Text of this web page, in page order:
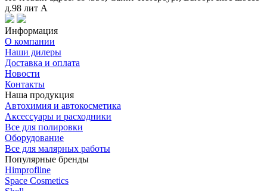
д.98 лит А
Информация
О компании
Наши дилеры
Доставка и оплата
Новости
Контакты
Наша продукция
Автохимия и автокосметика
Аксессуары и расходники
Все для полировки
Оборудование
Все для малярных работы
Популярные бренды
Himprofline
Space Cosmetics